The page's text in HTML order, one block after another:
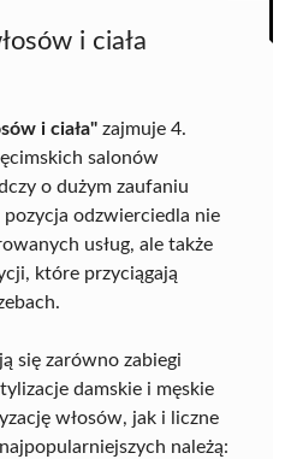
i ciała
i ciała" zajmuje 4.
salonów
o dużym zaufaniu
pozycja odzwierciedla nie
usług, ale także
które przyciągają
się zarówno zabiegi
damskie i męskie
włosów, jak i liczne
należą: